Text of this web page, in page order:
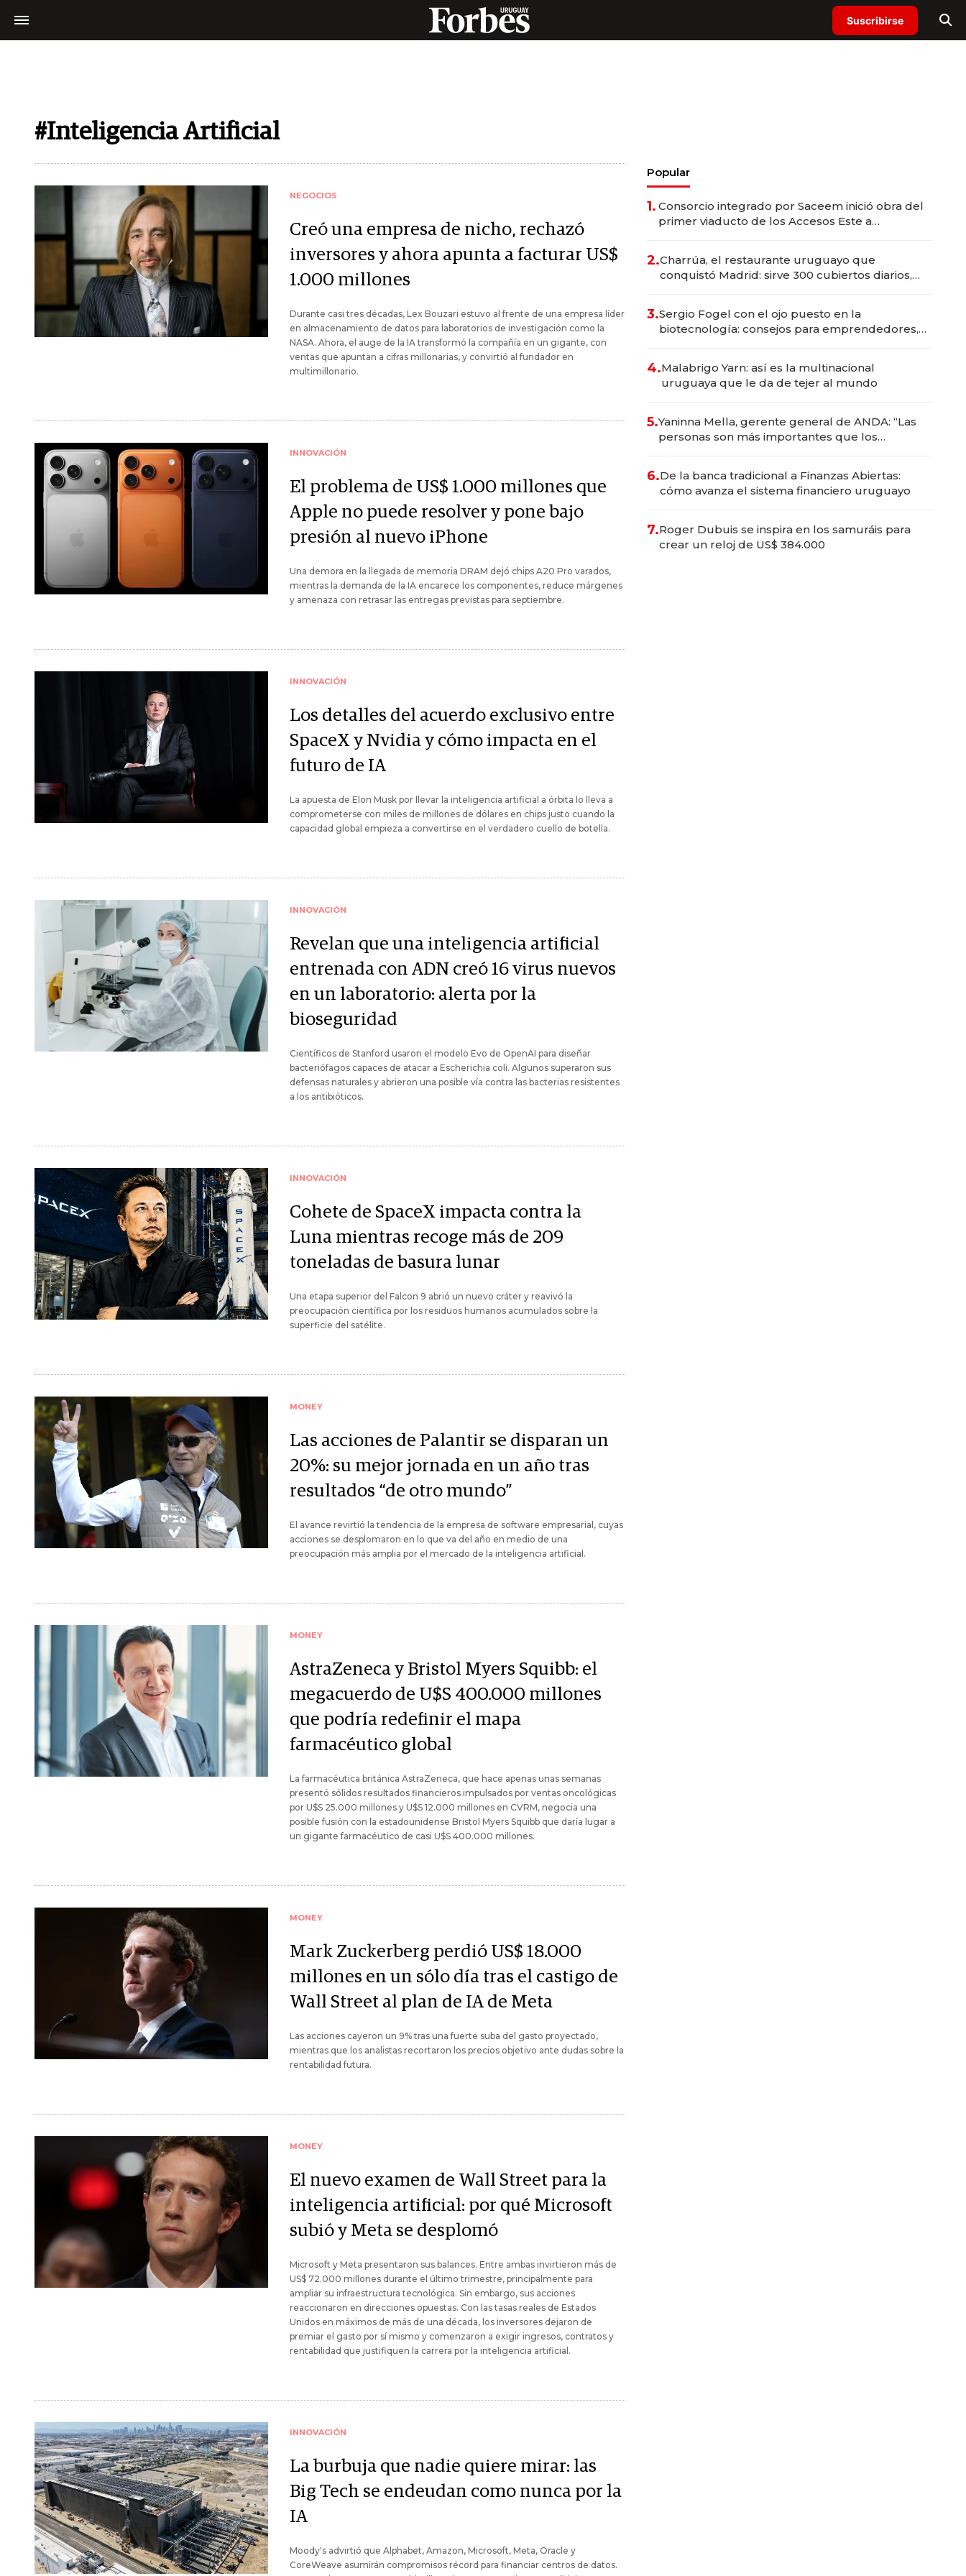
Suscribirse
#Inteligencia Artificial
NEGOCIOS
Creó una empresa de nicho, rechazó
inversores y ahora apunta a facturar US$
1.000 millones
Durante casi tres décadas, Lex Bouzari estuvo al frente de una empresa líder
en almacenamiento de datos para laboratorios de investigación como la
NASA. Ahora, el auge de la IA transformó la compañía en un gigante, con
ventas que apuntan a cifras millonarias, y convirtió al fundador en
multimillonario.
INNOVACIÓN
El problema de US$ 1.000 millones que
Apple no puede resolver y pone bajo
presión al nuevo iPhone
Una demora en la llegada de memoria DRAM dejó chips A20 Pro varados,
mientras la demanda de la IA encarece los componentes, reduce márgenes
y amenaza con retrasar las entregas previstas para septiembre.
INNOVACIÓN
Los detalles del acuerdo exclusivo entre
SpaceX y Nvidia y cómo impacta en el
futuro de IA
La apuesta de Elon Musk por llevar la inteligencia artificial a órbita lo lleva a
comprometerse con miles de millones de dólares en chips justo cuando la
capacidad global empieza a convertirse en el verdadero cuello de botella.
INNOVACIÓN
Revelan que una inteligencia artificial
entrenada con ADN creó 16 virus nuevos
en un laboratorio: alerta por la
bioseguridad
Científicos de Stanford usaron el modelo Evo de OpenAI para diseñar
bacteriófagos capaces de atacar a Escherichia coli. Algunos superaron sus
defensas naturales y abrieron una posible vía contra las bacterias resistentes
a los antibióticos.
INNOVACIÓN
Cohete de SpaceX impacta contra la
Luna mientras recoge más de 209
toneladas de basura lunar
Una etapa superior del Falcon 9 abrió un nuevo cráter y reavivó la
preocupación científica por los residuos humanos acumulados sobre la
superficie del satélite.
MONEY
Las acciones de Palantir se disparan un
20%: su mejor jornada en un año tras
resultados “de otro mundo”
El avance revirtió la tendencia de la empresa de software empresarial, cuyas
acciones se desplomaron en lo que va del año en medio de una
preocupación más amplia por el mercado de la inteligencia artificial.
MONEY
AstraZeneca y Bristol Myers Squibb: el
megacuerdo de U$S 400.000 millones
que podría redefinir el mapa
farmacéutico global
La farmacéutica británica AstraZeneca, que hace apenas unas semanas
presentó sólidos resultados financieros impulsados por ventas oncológicas
por U$S 25.000 millones y U$S 12.000 millones en CVRM, negocia una
posible fusión con la estadounidense Bristol Myers Squibb que daría lugar a
un gigante farmacéutico de casi U$S 400.000 millones.
MONEY
Mark Zuckerberg perdió US$ 18.000
millones en un sólo día tras el castigo de
Wall Street al plan de IA de Meta
Las acciones cayeron un 9% tras una fuerte suba del gasto proyectado,
mientras que los analistas recortaron los precios objetivo ante dudas sobre la
rentabilidad futura.
MONEY
El nuevo examen de Wall Street para la
inteligencia artificial: por qué Microsoft
subió y Meta se desplomó
Microsoft y Meta presentaron sus balances. Entre ambas invirtieron más de
US$ 72.000 millones durante el último trimestre, principalmente para
ampliar su infraestructura tecnológica. Sin embargo, sus acciones
reaccionaron en direcciones opuestas. Con las tasas reales de Estados
Unidos en máximos de más de una década, los inversores dejaron de
premiar el gasto por sí mismo y comenzaron a exigir ingresos, contratos y
rentabilidad que justifiquen la carrera por la inteligencia artificial.
INNOVACIÓN
La burbuja que nadie quiere mirar: las
Big Tech se endeudan como nunca por la
IA
Moody's advirtió que Alphabet, Amazon, Microsoft, Meta, Oracle y
CoreWeave asumirán compromisos récord para financiar centros de datos.
Popular
1. Consorcio integrado por Saceem inició obra del
primer viaducto de los Accesos Este a
2.Charrúa, el restaurante uruguayo que
conquistó Madrid: sirve 300 cubiertos diarios,
3.Sergio Fogel con el ojo puesto en la
biotecnología: consejos para emprendedores,
4.Malabrigo Yarn: así es la multinacional
uruguaya que le da de tejer al mundo
5.Yaninna Mella, gerente general de ANDA: “Las
personas son más importantes que los
6.De la banca tradicional a Finanzas Abiertas:
cómo avanza el sistema financiero uruguayo
7.Roger Dubuis se inspira en los samuráis para
crear un reloj de US$ 384.000